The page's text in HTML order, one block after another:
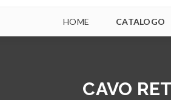
HOME CATALOGO
CAVO